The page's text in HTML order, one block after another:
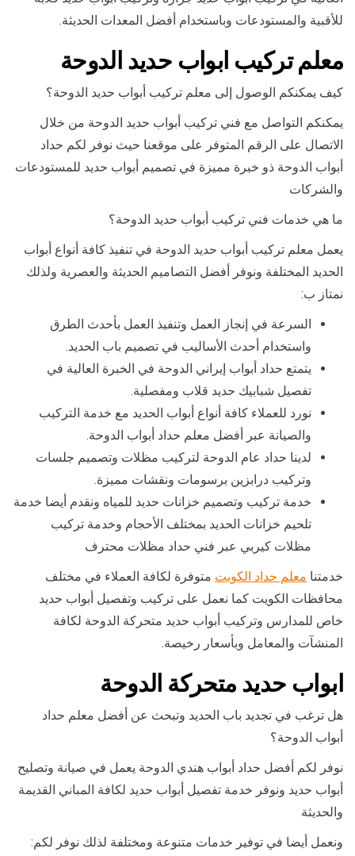
للأقبية والمستودعات وباستخدام أفضل المعدات الحديثة.
معلم تركيب ابواب حديد الدوحة
كيف يمكنكم الوصول إلى معلم تركيب أبواب حديد الدوحة؟
يمكنكم التواصل مع فني تركيب أبواب حديد الدوحة من خلال
الاتصال على الرقم المتوفر على موقعنا حيث نوفر لكم حداد
أبواب الدوحة ذو خبرة مميزة في تصميم أبواب حديد للمستودعات
والشركات
ما هي خدمات فني تركيب أبواب حديد الدوحة؟
يعمل معلم تركيب أبواب حديد الدوحة في تنفيذ كافة أنواع أبواب
الحديد المختلفة ونوفر أفضل التصاميم الحديثة والعصرية ولذلك
نمتاز ب:
السرعة في إنجاز العمل وتنفيذ العمل بأحدث الطرق
واستخدام أحدث الأساليب في تصميم باب الحديد.
يتمتع حداد أبواب إيراني الدوحة في الخبرة العالية في
تفصيل شبابيك حديد قلاب ومفصلية.
نورد للعملاء كافة أنواع أبواب الحديد مع خدمة التركيب
والصيانة عبر أفضل معلم حداد أبواب الدوحة.
لدينا حداد عام الدوحة لتركيب مظلات وتصميم جلسات
وتركيب درابزين برسومات ونقشات مميزة.
خدمة تركيب وتصميم خزانات حديد للمياه ونقدم أيضا خدمة
تلحيم خزانات الحديد بمختلف الأحجام وخدمة تركيب
مظلات كيربي عبر فني حداد مظلات محترف
خدمتنا معلم حداد الكويت متوفرة لكافة العملاء في مختلف
محافظات الكويت كما نعمل على تركيب وتفصيل أبواب حديد
خاص للمدارس وتركيب أبواب حديد متحركة الدوحة لكافة
المنشآت والمعامل وبأسعار رخيصة.
ابواب حديد متحركة الدوحة
هل ترغب في تجديد باب الحديد وتبحث عن أفضل معلم حداد
أبواب الدوحة؟
نوفر لكم أفضل حداد أبواب هندي الدوحة يعمل في صيانة وتصليح
أبواب حديد ونوفر خدمة تفصيل أبواب حديد لكافة المباني القديمة
والحديثة
ونعمل أيضا في توفير خدمات متنوعة ومختلفة لذلك نوفر لكم: